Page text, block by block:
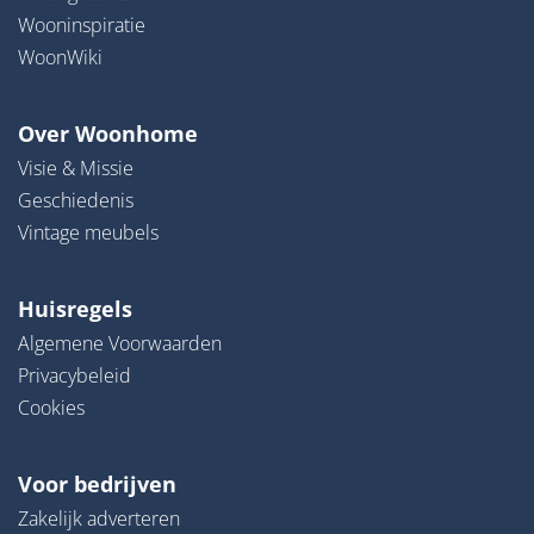
Wooninspiratie
WoonWiki
Over Woonhome
Visie & Missie
Geschiedenis
Vintage meubels
Huisregels
Algemene Voorwaarden
Privacybeleid
Cookies
Voor bedrijven
Zakelijk adverteren